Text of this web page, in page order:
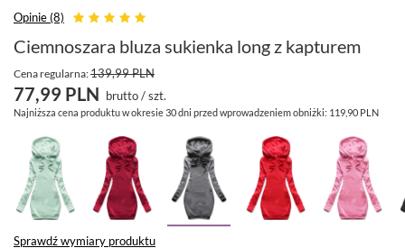
Opinie (8)
Ciemnoszara bluza sukienka long z kapturem
Cena regularna:139,99 PLN
77,99 PLN brutto/szt.
Najniższa cena produktu w okresie 30 dni przed wprowadzeniem obniżki: 119,90 PLN
Sprawdź wymiary produktu